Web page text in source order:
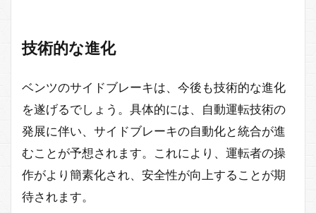
技術的な進化
ベンツのサイドブレーキは、今後も技術的な進化
を遂げるでしょう。具体的には、自動運転技術の
発展に伴い、サイドブレーキの自動化と統合が進
むことが予想されます。これにより、運転者の操
作がより簡素化され、安全性が向上することが期
待されます。